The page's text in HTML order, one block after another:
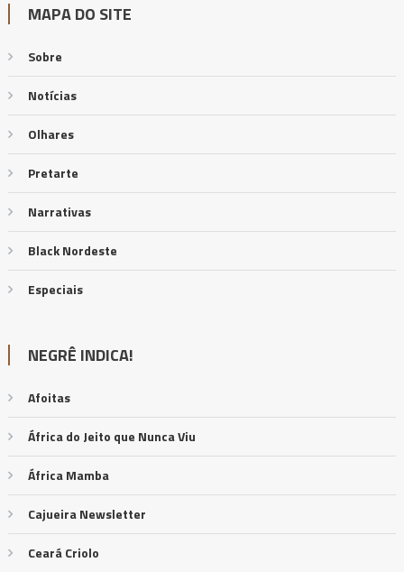
MAPA DO SITE
Sobre
Notícias
Olhares
Pretarte
Narrativas
Black Nordeste
Especiais
NEGRÊ INDICA!
Afoitas
África do Jeito que Nunca Viu
África Mamba
Cajueira Newsletter
Ceará Criolo